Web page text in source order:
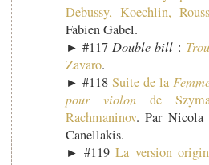
Debussy, Koechlin,
Fabien Gabel.
► #117Double bill :
Zavaro.
► #118 Suite de la
pour violonde
Rachmaninov. Par Nicola
Canellakis.
► #119La version